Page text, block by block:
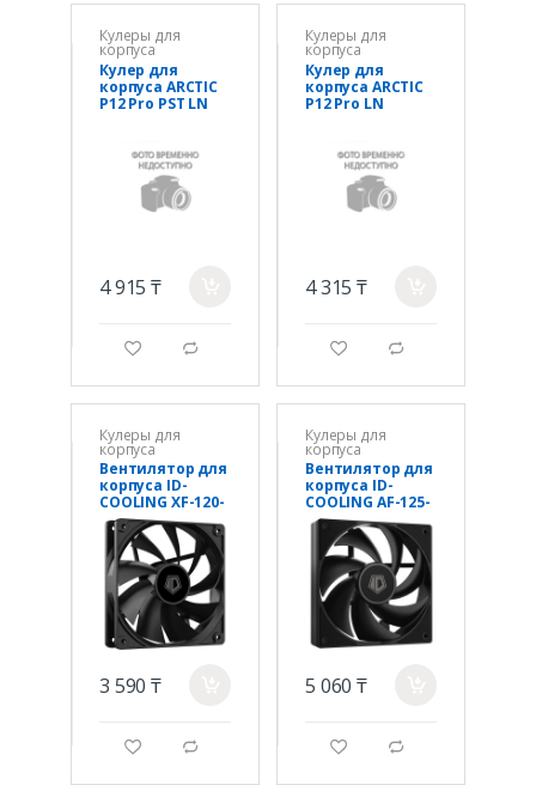
Кулеры для
корпуса
Кулер для
корпуса ARCTIC
P12 Pro PST LN
12cm, PWM 600-
3000rpm, 4Pin,
4 915 ₸
g d
Кулеры для
корпуса
Кулер для
корпуса ARCTIC
P12 Pro LN
12cm, PWM 450-
2000rpm, 4Pin,
Hydrodynamic
4 315 ₸
g d
Кулеры для
корпуса
Вентилятор для
корпуса ID-
COOLING XF-120-
K
3 590 ₸
g d
Кулеры для
корпуса
Вентилятор для
корпуса ID-
COOLING AF-125-
K
5 060 ₸
g d